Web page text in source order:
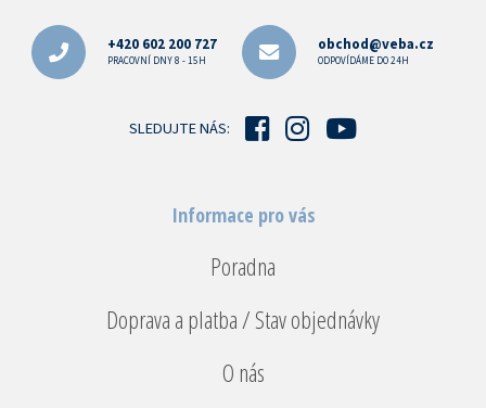
+420 602 200 727
PRACOVNÍ DNY 8 - 15H
obchod@veba.cz
ODPOVÍDÁME DO 24H
SLEDUJTE NÁS:
Informace pro vás
Poradna
Doprava a platba / Stav objednávky
O nás